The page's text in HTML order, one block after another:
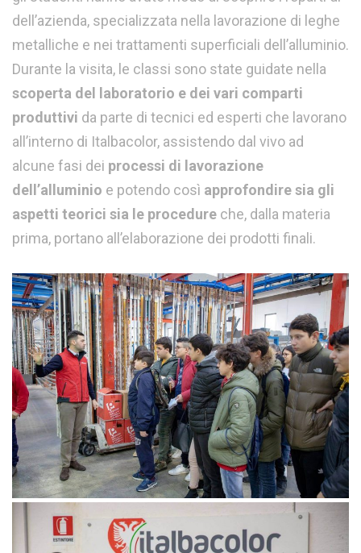
dell’azienda, specializzata nella lavorazione di leghe
metalliche e nei trattamenti superficiali dell’alluminio.
Durante la visita, le classi sono state guidate nella
scoperta del laboratorio e dei vari comparti
produttivi da parte di tecnici ed esperti che lavorano
all’interno di Italbacolor, assistendo dal vivo ad
alcune fasi dei processi di lavorazione
dell’alluminio e potendo così approfondire sia gli
aspetti teorici sia le procedure che, dalla materia
prima, portano all’elaborazione dei prodotti finali.